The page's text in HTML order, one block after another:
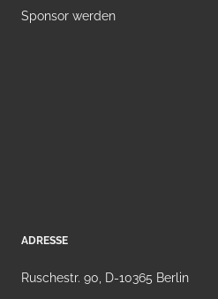
Sponsor werden
ADRESSE
Ruschestr. 90, D-10365 Berlin